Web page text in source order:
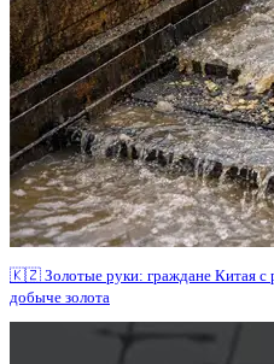
🇰🇿 Золотые руки: граждане Китая с
добыче золота